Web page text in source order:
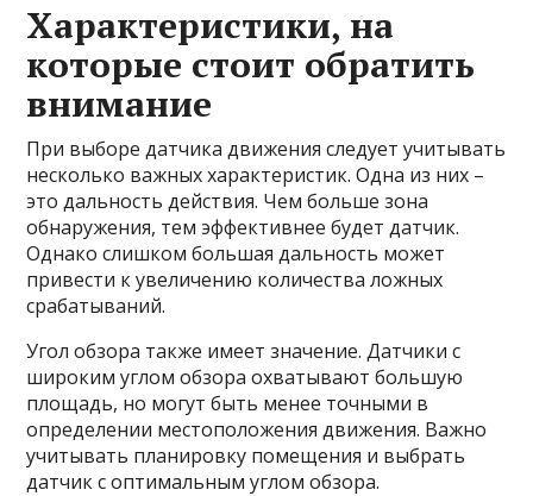
Характеристики, на
которые стоит обратить
внимание
При выборе датчика движения следует учитывать
несколько важных характеристик. Одна из них –
это дальность действия. Чем больше зона
обнаружения, тем эффективнее будет датчик.
Однако слишком большая дальность может
привести к увеличению количества ложных
срабатываний.
Угол обзора также имеет значение. Датчики с
широким углом обзора охватывают большую
площадь, но могут быть менее точными в
определении местоположения движения. Важно
учитывать планировку помещения и выбрать
датчик с оптимальным углом обзора.